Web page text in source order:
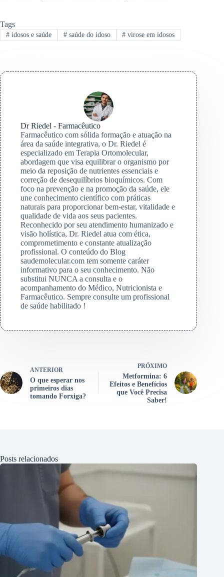
Tags
#idosos e saúde #saúde do idoso # virose em idosos
Dr Riedel - Farmacêutico
Farmacêutico com sólida formação e atuação na
área da saúde integrativa, o Dr. Riedel é
especializado em Terapia Ortomolecular,
abordagem que visa equilibrar o organismo por
meio da reposição de nutrientes essenciais e
correção de desequilíbrios bioquímicos. Com
foco na prevenção e na promoção da saúde, ele
une conhecimento científico com práticas
naturais para proporcionar bem-estar, vitalidade e
qualidade de vida aos seus pacientes.
Reconhecido por seu atendimento humanizado e
visão holística, Dr. Riedel atua com ética,
comprometimento e constante atualização
profissional. O conteúdo do Blog
saudemolecular.com tem somente caráter
informativo para o seu conhecimento. Não
substitui NUNCA a consulta e o
acompanhamento do Médico, Nutricionista e
Farmacêutico. Sempre consulte um profissional
de saúde habilitado !
ANTERIOR
O que esperar nos
primeiros dias
tomando Forxiga?
PRÓXIMO
Metformina: 6
Efeitos e Benefícios
que Você Precisa
Saber!
Posts relacionados